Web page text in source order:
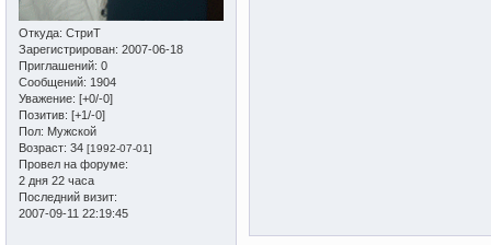
Откуда: СтриТ
Зарегистрирован: 2007-06-18
Приглашений: 0
Сообщений: 1904
Уважение: [+0/-0]
Позитив: [+1/-0]
Пол: Мужской
Возраст: 34 [1992-07-01]
Провел на форуме:
2 дня 22 часа
Последний визит:
2007-09-11 22:19:45